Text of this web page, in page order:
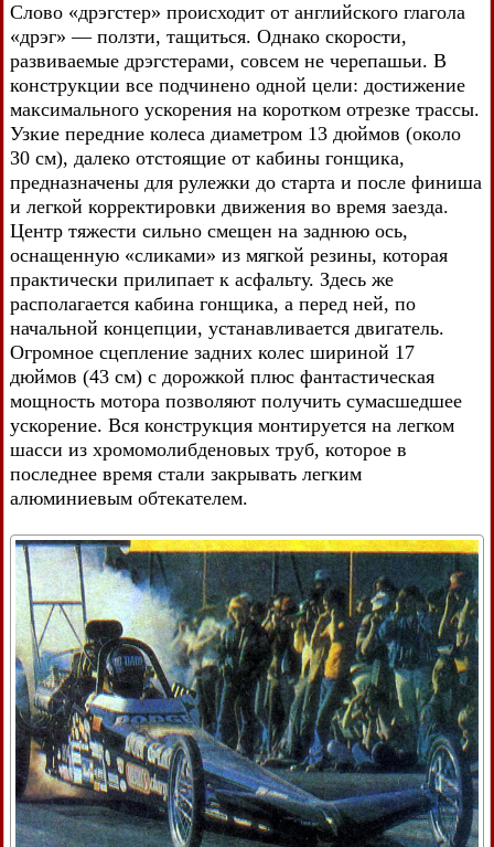
Слово «дрэгстер» происходит от английского глагола
«дрэг» — ползти, тащиться. Однако скорости,
развиваемые дрэгстерами, совсем не черепашьи. В
конструкции все подчинено одной цели: достижение
максимального ускорения на коротком отрезке трассы.
Узкие передние колеса диаметром 13 дюймов (около
30 см), далеко отстоящие от кабины гонщика,
предназначены для рулежки до старта и после финиша
и легкой корректировки движения во время заезда.
Центр тяжести сильно смещен на заднюю ось,
оснащенную «сликами» из мягкой резины, которая
практически прилипает к асфальту. Здесь же
располагается кабина гонщика, а перед ней, по
начальной концепции, устанавливается двигатель.
Огромное сцепление задних колес шириной 17
дюймов (43 см) с дорожкой плюс фантастическая
мощность мотора позволяют получить сумасшедшее
ускорение. Вся конструкция монтируется на легком
шасси из хромомолибденовых труб, которое в
последнее время стали закрывать легким
алюминиевым обтекателем.